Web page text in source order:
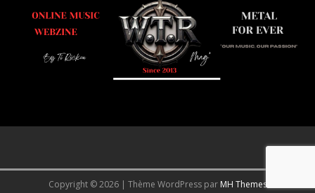
Copyright © 2026 | Thème WordPress par MH Themes